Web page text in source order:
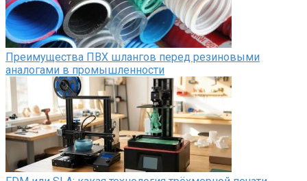
Преимущества ПВХ шлангов перед резиновыми
аналогами в промышленности